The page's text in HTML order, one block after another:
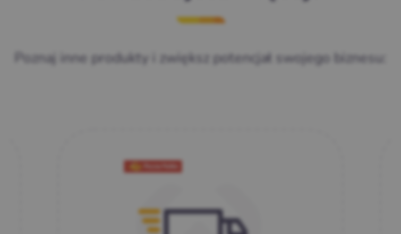
Poznaj inne produkty i zwiększ potencjał swojego biznesu: